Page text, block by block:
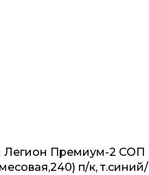
Легион Премиум-2 СОП
п/к, т.синий/